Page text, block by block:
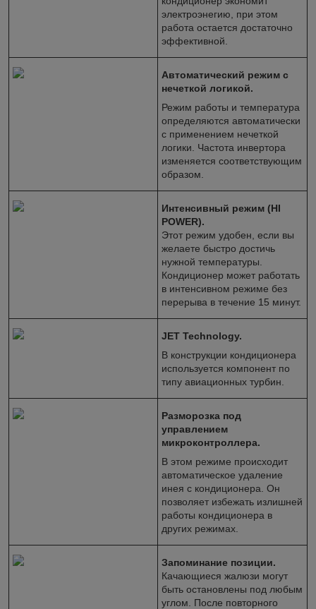
электроэнегию, при этом
работа остается достаточно
эффективной.
Автоматический режим с
нечеткой логикой.
Режим работы и температура
определяются автоматически
с применением нечеткой
логики. Частота инвертора
изменяется соответствующим
образом.
Интенсивный режим (HI
POWER).
Этот режим удобен, если вы
желаете быстро достичь
нужной температуры.
Кондиционер может работать
в интенсивном режиме без
перерыва в течение 15 минут.
JET Technology.
В конструкции кондиционера
используется компонент по
типу авиационных турбин.
Разморозка под
управлением
микроконтроллера.
В этом режиме происходит
автоматическое удаление
инея с кондиционера. Он
позволяет избежать излишней
работы кондиционера в
других режимах.
Запоминание позиции.
Качающиеся жалюзи могут
быть остановлены под любым
углом. После повторного